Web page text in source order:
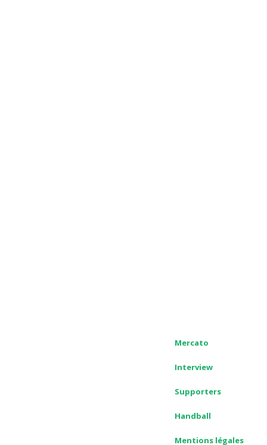
Mercato
Interview
Supporters
Handball
Mentions légales